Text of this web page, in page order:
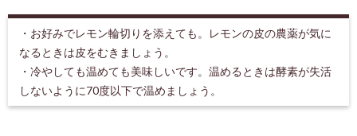
・お好みでレモン輪切りを添えても。レモンの皮の農薬が気に
なるときは皮をむきましょう。
・冷やしても温めても美味しいです。温めるときは酵素が失活
しないように70度以下で温めましょう。